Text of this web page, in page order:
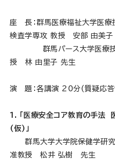
座 長：群馬医療福祉大学医療
検査学専攻 教授 安部 由美子
群馬パース大学医療技術
授 林 由里子 先生
演 題：各講演 20分(質疑応
1. 「医療安全コア教育の手法
(仮)」
群馬大学大学院保健学研究
准教授 松井 弘樹 先生